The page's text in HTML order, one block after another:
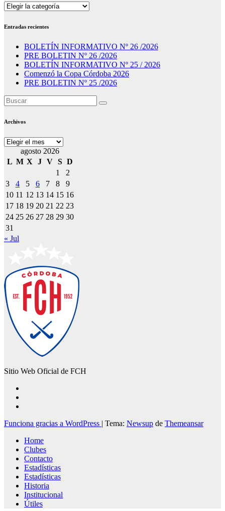
Secciones
Entradas recientes
BOLETÍN INFORMATIVO Nº 26 /2026
PRE BOLETIN Nº 26 /2026
BOLETÍN INFORMATIVO Nº 25 / 2026
Comenzó la Copa Córdoba 2026
PRE BOLETIN Nº 25 /2026
Archivos
Archivos
agosto 2026
L M X J V S D
1
2
3
4 5 6 7 8
9
10 11 12 13 14 15 16
17 18 19 20 21 22 23
24 25 26 27 28 29 30
31
« Jul
Sitio Web Oficial de FCH
Funciona gracias a WordPress | Tema: Newsup de Themeansar
Home
Clubes
Contacto
Estadísticas
Estadísticas
Historia
Institucional
Útiles